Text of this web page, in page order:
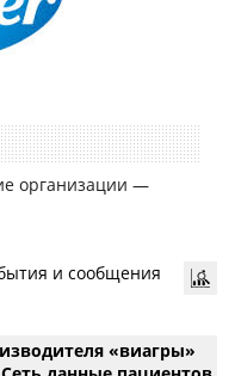
организации —
и сообщения
«виагры»